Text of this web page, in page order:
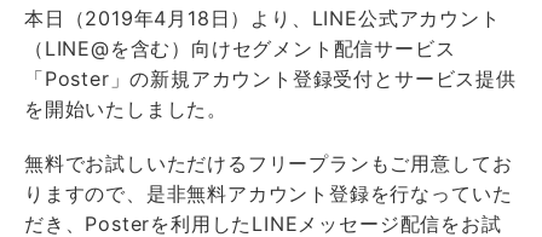
本日（2019年4月18日）より、LINE公式アカウント
（LINE@を含む）向けセグメント配信サービス
「Poster」の新規アカウント登録受付とサービス提供
を開始いたしました。
無料でお試しいただけるフリープランもご用意してお
りますので、是非無料アカウント登録を行なっていた
だき、Posterを利用したLINEメッセージ配信をお試